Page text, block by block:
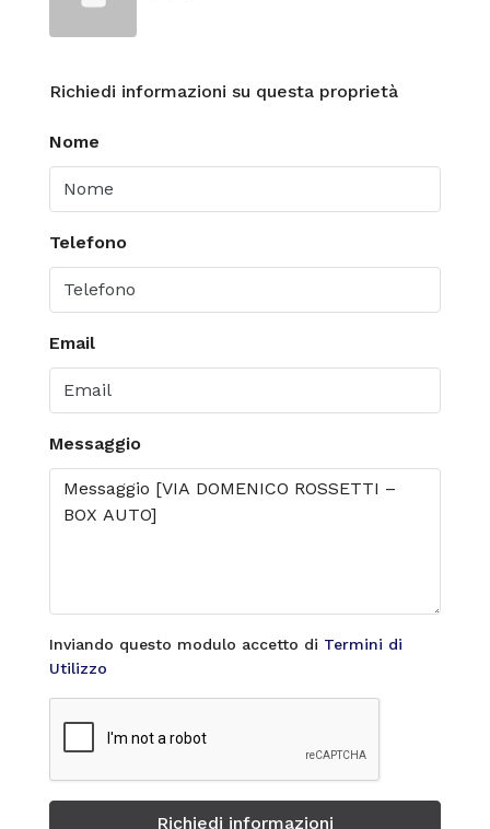
Richiedi informazioni su questa proprietà
Nome
Telefono
Email
Messaggio
Inviando questo modulo accetto di Termini di
Utilizzo
Richiedi informazioni